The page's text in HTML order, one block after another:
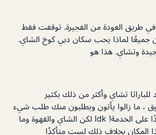
طريق العودة من الفجيرة. توقفت فقط
جميعًا لماذا يحب سكان دبي كوخ الشاي.
جيدة وتشاي. هذا هو
تشاي وأكثر من ذلك بكثير
، ما زالوا يأتون ويطلبون منك طلب شيء
ما! إنهم حريصون جدًا على الخدمة! Idk لكن الشاي والقهوة وما
المكان بخلاف ذلك لست متأكدًا